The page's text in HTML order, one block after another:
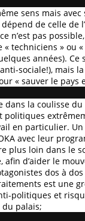
sens mais
de celle de
n’est pas
techniciens » ou «
années).
sociale!), mais
« sauver le pays
dans la coulisse
politiques
en particulier. Un
avec leur
plus loin dans le
d’aider le
dos à
est une
politiques et
palais;